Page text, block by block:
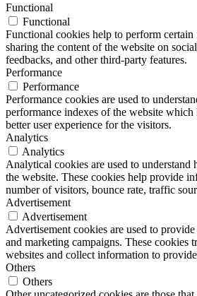
Functional
Functional
Functional cookies help to perform
sharing the content of the website on
feedbacks, and other third-party features.
Performance
Performance
Performance cookies are used to
performance indexes of the website
better user experience for the visitors.
Analytics
Analytics
Analytical cookies are used to
the website. These cookies help provide
number of visitors, bounce rate, traffic
Advertisement
Advertisement
Advertisement cookies are used to
and marketing campaigns. These cookies
websites and collect information to
Others
Others